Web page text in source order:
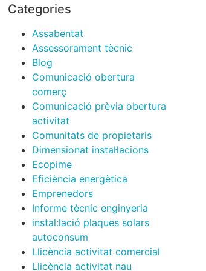
Categories
Assabentat
Assessorament tècnic
Blog
Comunicació obertura
comerç
Comunicació prèvia obertura
activitat
Comunitats de propietaris
Dimensionat instal·lacions
Ecopime
Eficiència energètica
Emprenedors
Informe tècnic enginyeria
instal:lació plaques solars
autoconsum
Llicència activitat comercial
Llicència activitat nau